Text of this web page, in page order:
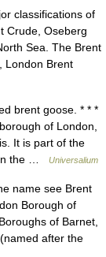
classifications of
Crude, Oseberg
Sea. The Brent
London Brent
brent goose. * * *
of London,
It is part of the
the …
Universalium
name see Brent
Borough of
of Barnet,
after the